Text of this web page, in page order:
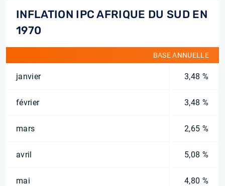
INFLATION IPC AFRIQUE DU SUD EN
1970
BASE ANNUELLE
janvier 3,48 %
février 3,48 %
mars 2,65 %
avril 5,08 %
mai 4,80 %